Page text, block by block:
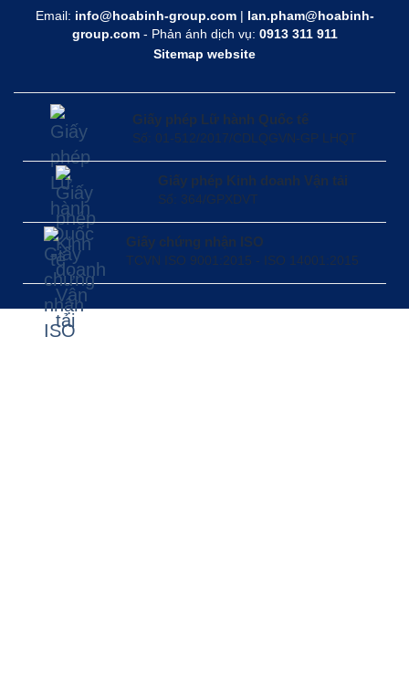
Email: info@hoabinh-group.com| lan.pham@hoabinh-
group.com- Phản ánh dịch vụ: 0913 311 911
Sitemap website
Giấy phép Lữ hành Quốc tế
Số: 01-512/2017/CDLQGVN-GP LHQT
Giấy phép Kinh doanh Vận tải
Số: 364/GPXDVT
Giấy chứng nhận ISO
TCVN ISO 9001:2015 - ISO 14001:2015